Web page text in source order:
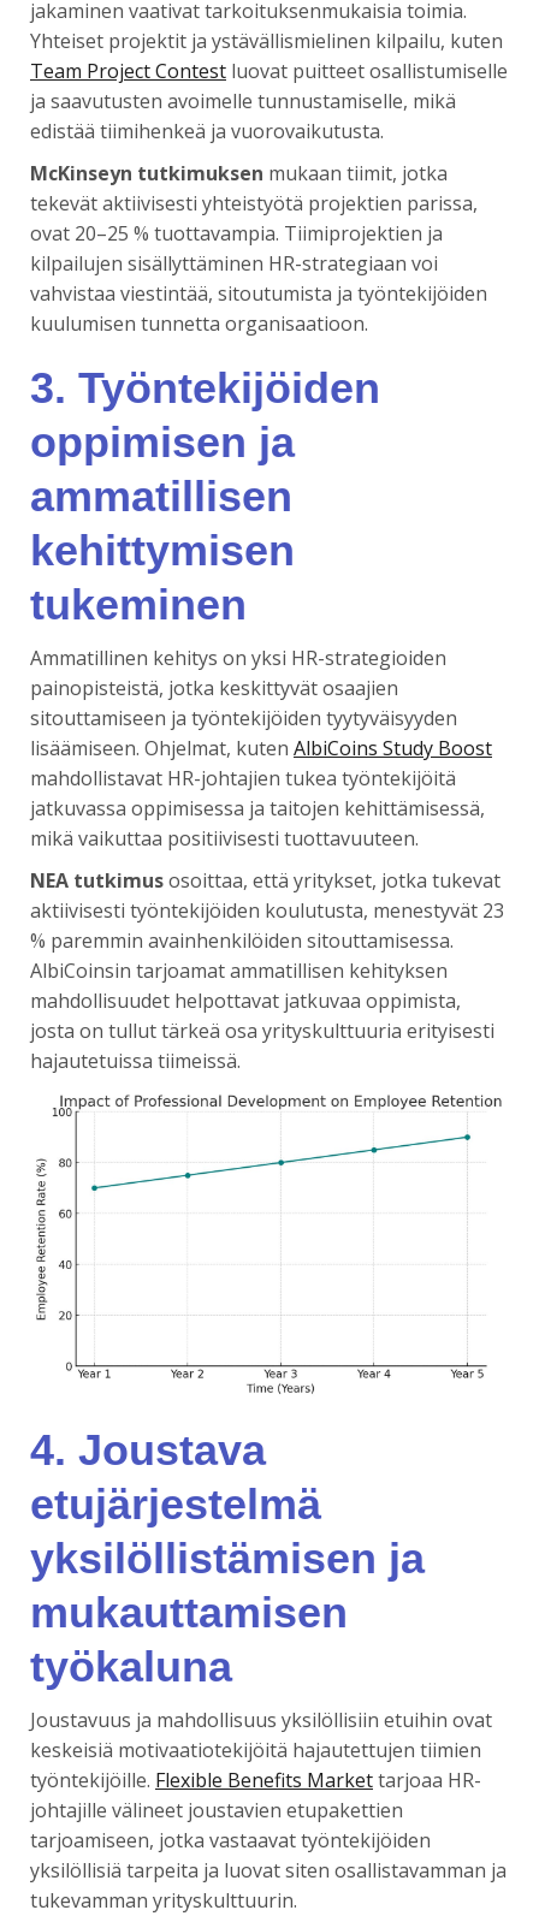
jakaminen vaativat tarkoituksenmukaisia toimia.
Yhteiset projektit ja ystävällismielinen kilpailu, kuten
Team Project Contest luovat puitteet osallistumiselle
ja saavutusten avoimelle tunnustamiselle, mikä
edistää tiimihenkeä ja vuorovaikutusta.
McKinseyn tutkimuksen mukaan tiimit, jotka
tekevät aktiivisesti yhteistyötä projektien parissa,
ovat 20–25 % tuottavampia. Tiimiprojektien ja
kilpailujen sisällyttäminen HR-strategiaan voi
vahvistaa viestintää, sitoutumista ja työntekijöiden
kuulumisen tunnetta organisaatioon.
3. Työntekijöiden
oppimisen ja
ammatillisen
kehittymisen
tukeminen
Ammatillinen kehitys on yksi HR-strategioiden
painopisteistä, jotka keskittyvät osaajien
sitouttamiseen ja työntekijöiden tyytyväisyyden
lisäämiseen. Ohjelmat, kuten AlbiCoins Study Boost
mahdollistavat HR-johtajien tukea työntekijöitä
jatkuvassa oppimisessa ja taitojen kehittämisessä,
mikä vaikuttaa positiivisesti tuottavuuteen.
NEA tutkimusosoittaa, että yritykset, jotka tukevat
aktiivisesti työntekijöiden koulutusta, menestyvät 23
% paremmin avainhenkilöiden sitouttamisessa.
AlbiCoinsin tarjoamat ammatillisen kehityksen
mahdollisuudet helpottavat jatkuvaa oppimista,
josta on tullut tärkeä osa yrityskulttuuria erityisesti
hajautetuissa tiimeissä.
4. Joustava
etujärjestelmä
yksilöllistämisen ja
mukauttamisen
työkaluna
Joustavuus ja mahdollisuus yksilöllisiin etuihin ovat
keskeisiä motivaatiotekijöitä hajautettujen tiimien
työntekijöille. Flexible Benefits Markettarjoaa HR-
johtajille välineet joustavien etupakettien
tarjoamiseen, jotka vastaavat työntekijöiden
yksilöllisiä tarpeita ja luovat siten osallistavamman ja
tukevamman yrityskulttuurin.